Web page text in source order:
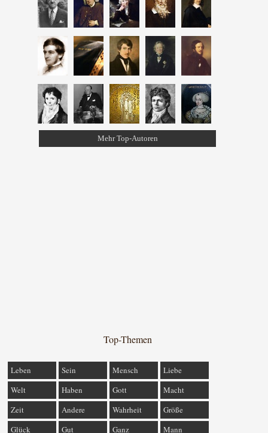
Mehr Top-Autoren
Top-Themen
Leben Sein Mensch
Liebe
Welt
Haben Gott
Macht
Zeit
Andere Wahrheit
Größe
Glück
Gut Ganz Mann